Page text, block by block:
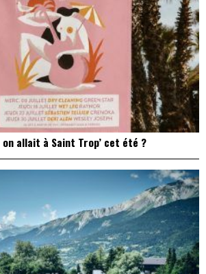
allait à Saint Trop’ cet été ?